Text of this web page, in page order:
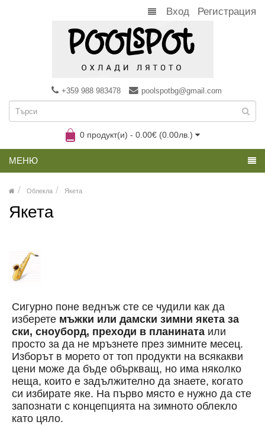
Вход Регистрация
+359 988 983478 poolspotbg@gmail.com
0 продукт(и) - 0.00€ (0.00лв.)
МЕНЮ
Облекла Якета
Якета
Сигурно поне веднъж сте се чудили как да
изберете мъжки или дамски зимни якета за
ски, сноуборд, преходи в планината или
просто за да не мръзнете през зимните месец.
Изборът в морето от топ продукти на всякакви
цени може да бъде объркващ, но има няколко
неща, които е задължително да знаете, когато
си избирате яке. На първо място е нужно да сте
запознати с концепцията на зимното облекло
като цяло.